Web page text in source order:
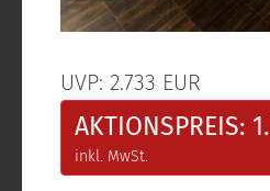
UVP: 2.733 EUR
AKTIONSPREIS:
inkl. MwSt.